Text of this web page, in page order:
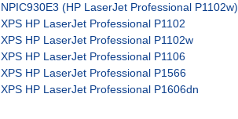
NPIC930E3 (HP LaserJet Professional P1102w)
XPS HP LaserJet Professional P1102
XPS HP LaserJet Professional P1102w
XPS HP LaserJet Professional P1106
XPS HP LaserJet Professional P1566
XPS HP LaserJet Professional P1606dn